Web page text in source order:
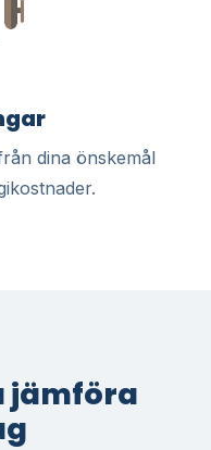
dina önskemål
jämföra